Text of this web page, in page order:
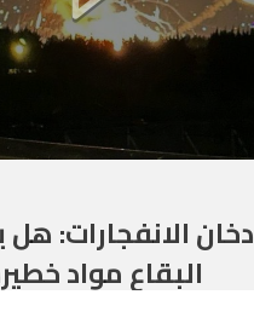
دخان الانفجارات:
البقاع مواد